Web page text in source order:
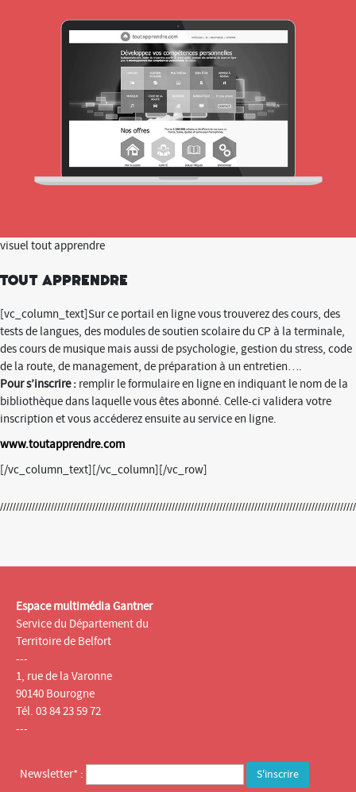
visuel tout apprendre
Tout apprendre
[vc_column_text]Sur ce portail en ligne vous trouverez des cours, des
tests de langues, des modules de soutien scolaire du CP à la terminale,
des cours de musique mais aussi de psychologie, gestion du stress, code
de la route, de management, de préparation à un entretien….
Pour s’inscrire : remplir le formulaire en ligne en indiquant le nom de la
bibliothèque dans laquelle vous êtes abonné. Celle-ci validera votre
inscription et vous accéderez ensuite au service en ligne.
www.toutapprendre.com
[/vc_column_text][/vc_column][/vc_row]
Espace multimédia Gantner
Service du Département du
Territoire de Belfort
---
1, rue de la Varonne
90140 Bourogne
Tél. 03 84 23 59 72
---
Newsletter* :